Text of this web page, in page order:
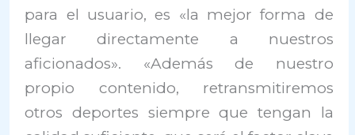
para el usuario, es «la mejor forma de
llegar directamente a nuestros
aficionados». «Además de nuestro
propio contenido, retransmitiremos
otros deportes siempre que tengan la